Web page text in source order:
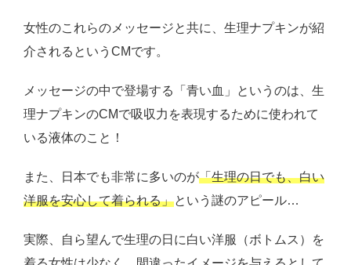
女性のこれらのメッセージと共に、生理ナプキンが紹
介されるというCMです。
メッセージの中で登場する「青い血」というのは、生
理ナプキンのCMで吸収力を表現するために使われて
いる液体のこと！
また、日本でも非常に多いのが「生理の日でも、白い
洋服を安心して着られる」という謎のアピール…
実際、自ら望んで生理の日に白い洋服（ボトムス）を